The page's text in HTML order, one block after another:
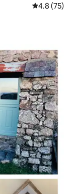
Calificación
4.8 (75)